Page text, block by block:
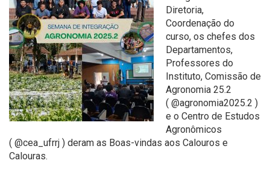
Diretoria,
Coordenação do
curso, os chefes dos
Departamentos,
Professores do
Instituto, Comissão de
Agronomia 25.2
( @agronomia2025.2 )
e o Centro de Estudos
Agronômicos
( @cea_ufrrj ) deram as Boas-vindas aos Calouros e
Calouras.